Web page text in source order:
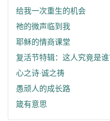
给我一次重生的机会
祂的微声临到我
耶稣的情商课堂
复活节特辑：这人究竟是谁
心之诗‧诚之祷
愚顽人的成长路
箴有意思